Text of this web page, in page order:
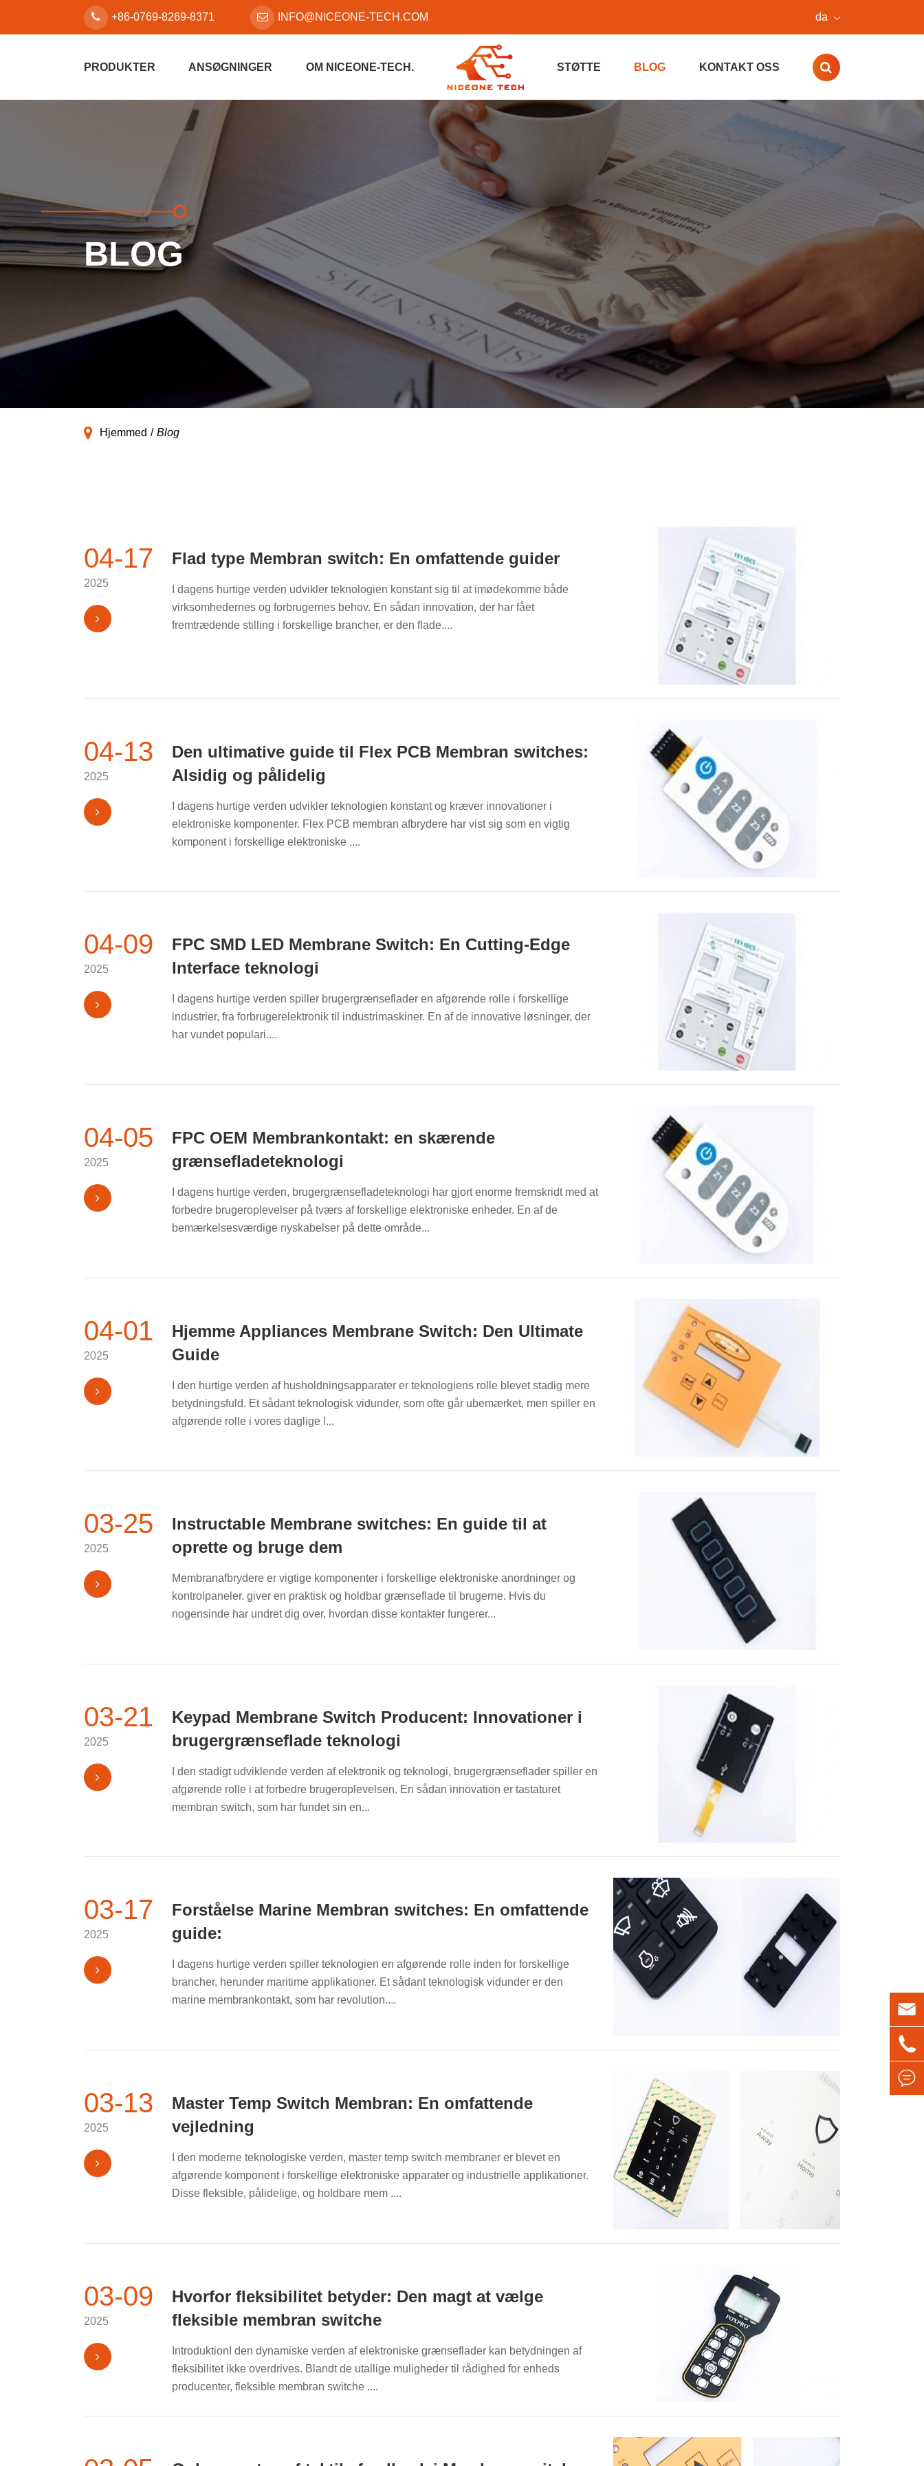
+86-0769-8269-8371 INFO@NICEONE-TECH.COM da
PRODUKTER ANSØGNINGER OM NICEONE-TECH. STØTTE BLOG KONTAKT OSS
BLOG
Hjemmed Blog
04-17
2025
Flad type Membran switch: En omfattende guider
I dagens hurtige verden udvikler teknologien konstant sig til at imødekomme både
virksomhedernes og forbrugernes behov. En sådan innovation, der har fået
fremtrædende stilling i forskellige brancher, er den flade....
04-13
2025
Den ultimative guide til Flex PCB Membran switches:
Alsidig og pålidelig
I dagens hurtige verden udvikler teknologien konstant og kræver innovationer i
elektroniske komponenter. Flex PCB membran afbrydere har vist sig som en vigtig
komponent i forskellige elektroniske ....
04-09
2025
FPC SMD LED Membrane Switch: En Cutting-Edge
Interface teknologi
I dagens hurtige verden spiller brugergrænseflader en afgørende rolle i forskellige
industrier, fra forbrugerelektronik til industrimaskiner. En af de innovative løsninger, der
har vundet populari....
04-05
2025
FPC OEM Membrankontakt: en skærende
grænsefladeteknologi
I dagens hurtige verden, brugergrænsefladeteknologi har gjort enorme fremskridt med at
forbedre brugeroplevelser på tværs af forskellige elektroniske enheder. En af de
bemærkelsesværdige nyskabelser på dette område...
04-01
2025
Hjemme Appliances Membrane Switch: Den Ultimate
Guide
I den hurtige verden af husholdningsapparater er teknologiens rolle blevet stadig mere
betydningsfuld. Et sådant teknologisk vidunder, som ofte går ubemærket, men spiller en
afgørende rolle i vores daglige l...
03-25
2025
Instructable Membrane switches: En guide til at
oprette og bruge dem
Membranafbrydere er vigtige komponenter i forskellige elektroniske anordninger og
kontrolpaneler. giver en praktisk og holdbar grænseflade til brugerne. Hvis du
nogensinde har undret dig over, hvordan disse kontakter fungerer...
03-21
2025
Keypad Membrane Switch Producent: Innovationer i
brugergrænseflade teknologi
I den stadigt udviklende verden af elektronik og teknologi, brugergrænseflader spiller en
afgørende rolle i at forbedre brugeroplevelsen. En sådan innovation er tastaturet
membran switch, som har fundet sin en...
03-17
2025
Forståelse Marine Membran switches: En omfattende
guide:
I dagens hurtige verden spiller teknologien en afgørende rolle inden for forskellige
brancher, herunder maritime applikationer. Et sådant teknologisk vidunder er den
marine membrankontakt, som har revolution....
03-13
2025
Master Temp Switch Membran: En omfattende
vejledning
I den moderne teknologiske verden, master temp switch membraner er blevet en
afgørende komponent i forskellige elektroniske apparater og industrielle applikationer.
Disse fleksible, pålidelige, og holdbare mem ....
03-09
2025
Hvorfor fleksibilitet betyder: Den magt at vælge
fleksible membran switche
IntroduktionI den dynamiske verden af elektroniske grænseflader kan betydningen af
fleksibilitet ikke overdrives. Blandt de utallige muligheder til rådighed for enheds
producenter, fleksible membran switche ....


